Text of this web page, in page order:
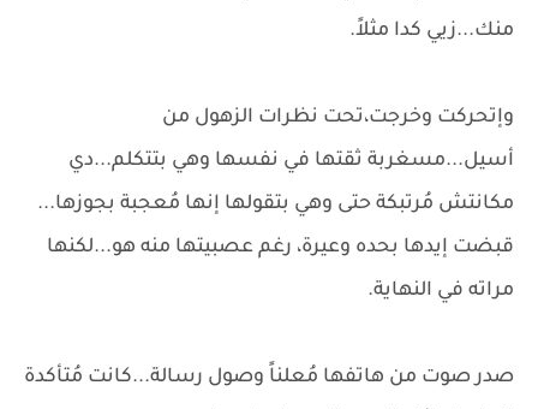
منك...زيي كدا مثلاً.
وإتحركت وخرجت،تحت نظرات الزهول من
أسيل...مسغربة ثقتها في نفسها وهي بتتكلم...دي
مكانتش مُرتبكة حتى وهي بتقولها إنها مُعجبة بجوزها...
قبضت إيدها بحده وعيرة، رغم عصبيتها منه هو...لكنها
مراته في النهاية.
صدر صوت من هاتفها مُعلناً وصول رسالة...كانت مُتأكدة